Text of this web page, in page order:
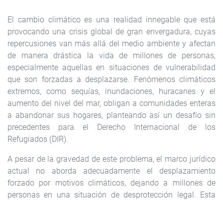
El cambio climático es una realidad innegable que está
provocando una crisis global de gran envergadura, cuyas
repercusiones van más allá del medio ambiente y afectan
de manera drástica la vida de millones de personas,
especialmente aquellas en situaciones de vulnerabilidad
que son forzadas a desplazarse. Fenómenos climáticos
extremos, como sequías, inundaciones, huracanes y el
aumento del nivel del mar, obligan a comunidades enteras
a abandonar sus hogares, planteando así un desafío sin
precedentes para el Derecho Internacional de los
Refugiados (DIR).
A pesar de la gravedad de este problema, el marco jurídico
actual no aborda adecuadamente el desplazamiento
forzado por motivos climáticos, dejando a millones de
personas en una situación de desprotección legal. Esta